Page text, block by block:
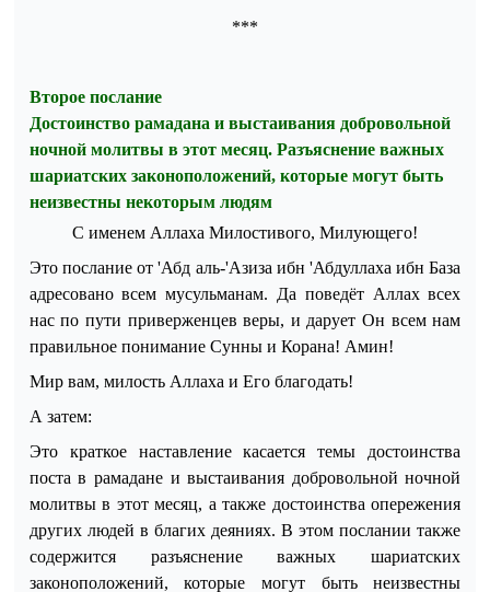
***
Второе послание
Достоинство рамадана и выстаивания добровольной
ночной молитвы в этот месяц. Разъяснение важных
шариатских законоположений, которые могут быть
неизвестны некоторым людям
С именем Аллаха Милостивого, Милующего!
Это послание от 'Абд аль-'Азиза ибн 'Абдуллаха ибн База
адресовано всем мусульманам. Да поведёт Аллах всех
нас по пути приверженцев веры, и дарует Он всем нам
правильное понимание Сунны и Корана! Амин!
Мир вам, милость Аллаха и Его благодать!
А затем:
Это краткое наставление касается темы достоинства
поста в рамадане и выстаивания добровольной ночной
молитвы в этот месяц, а также достоинства опережения
других людей в благих деяниях. В этом послании также
содержится разъяснение важных шариатских
законоположений, которые могут быть неизвестны